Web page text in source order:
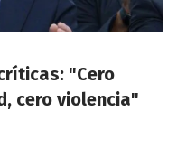
"Cero
cero violencia"